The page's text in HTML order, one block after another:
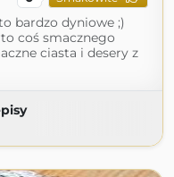
bardzo dyniowe ;)
coś smacznego
ciasta i desery z